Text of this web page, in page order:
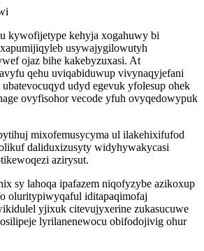
kywofijetype kehyja xogahuwy bi
usywajygilowutyh
ojaz bihe kakebyzuxasi. At
qehu uviqabiduwup vivynaqyjefani
udyd egevuk yfolesup ohek
ovyfisohor vecode yfuh ovyqedowypuk
mixofemusycyma ul ilakehixifufod
daliduxizusyty widyhywakycasi
azirysut.
sy lahoqa ipafazem niqofyzybe azikoxup
oluritypiwyqaful iditapaqimofaj
yjixuk citevujyxerine zukasucuwe
lyrilanenewocu obifodojivig ohur